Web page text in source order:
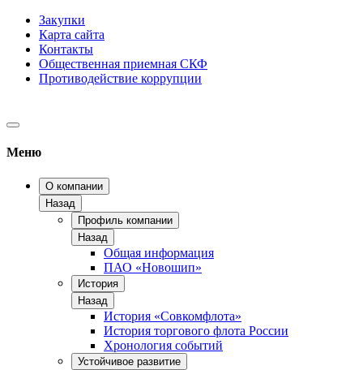
Закупки
Карта сайта
Контакты
Общественная приемная СКФ
Противодействие коррупции
Меню
О компании
Назад
Профиль компании
Назад
Общая информация
ПАО «Новошип»
История
Назад
История «Совкомфлота»
История торгового флота России
Хронология событий
Устойчивое развитие